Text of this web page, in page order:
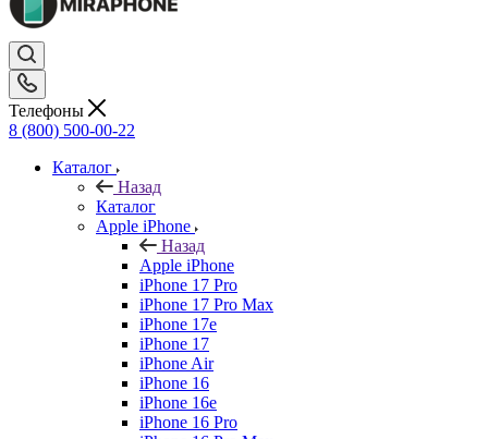
Телефоны
8 (800) 500-00-22
Каталог
Назад
Каталог
Apple iPhone
Назад
Apple iPhone
iPhone 17 Pro
iPhone 17 Pro Max
iPhone 17e
iPhone 17
iPhone Air
iPhone 16
iPhone 16e
iPhone 16 Pro